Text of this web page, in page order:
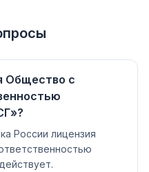
Общество с
России лицензия